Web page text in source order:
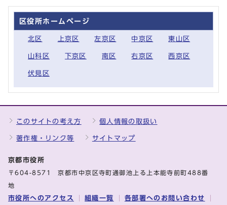
区役所ホームページ
北区 上京区 左京区 中京区 東山区
山科区 下京区 南区 右京区 西京区
伏見区
このサイトの考え方 個人情報の取扱い
著作権・リンク等 サイトマップ
京都市役所
〒604-8571 京都市中京区寺町通御池上る上本能寺前町488番
地
市役所へのアクセス 組織一覧 各部署へのお問い合わせ